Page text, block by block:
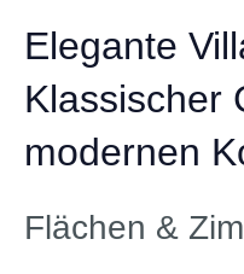
Elegante
Klassischer
modernen
Flächen &